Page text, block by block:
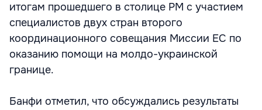
итогам прошедшего в столице РМ с участием
специалистов двух стран второго
координационного совещания Миссии ЕС по
оказанию помощи на молдо-украинской
границе.
Банфи отметил, что обсуждались результаты